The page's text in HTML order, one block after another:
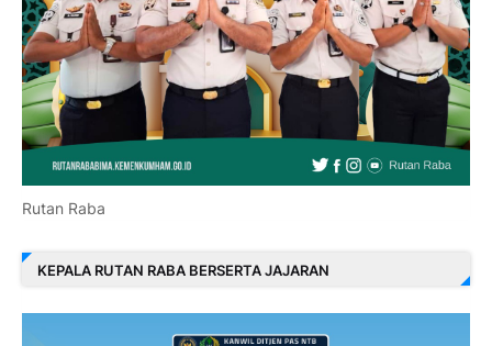
Rutan Raba
KEPALA RUTAN RABA BERSERTA JAJARAN